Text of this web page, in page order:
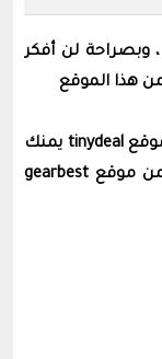
لن أفكر
هذا الموقع
كنت قد قدمت سابقا تجربتي للشراء من موقع tinydeal يمنك
، ايضا تجربتي للشراء من موقع gearbest